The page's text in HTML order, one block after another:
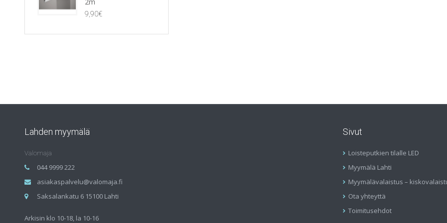
9,90€
Lahden myymälä
Valomaja
044 9999 222
asiakaspalvelu@valomaja.fi
Saksalankatu 6 15100 Lahti
Arkisin klo 10-18, la 10-16
Sivut
Loisteputkien tilalle LED
Myymälä Lahti
Myymälävalaistus –
Ota yhteyttä
Toimitusehdot